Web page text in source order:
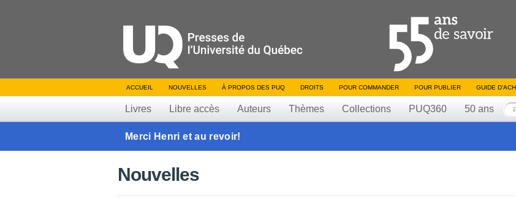
ACCUEIL NOUVELLES À PROPOS DES PUQ DROITS POUR COMMANDER POUR PUBLIER GUIDE
Livres Libre accès Auteurs Thèmes Collections PUQ360 50 ans
Merci Henri et au revoir!
Nouvelles